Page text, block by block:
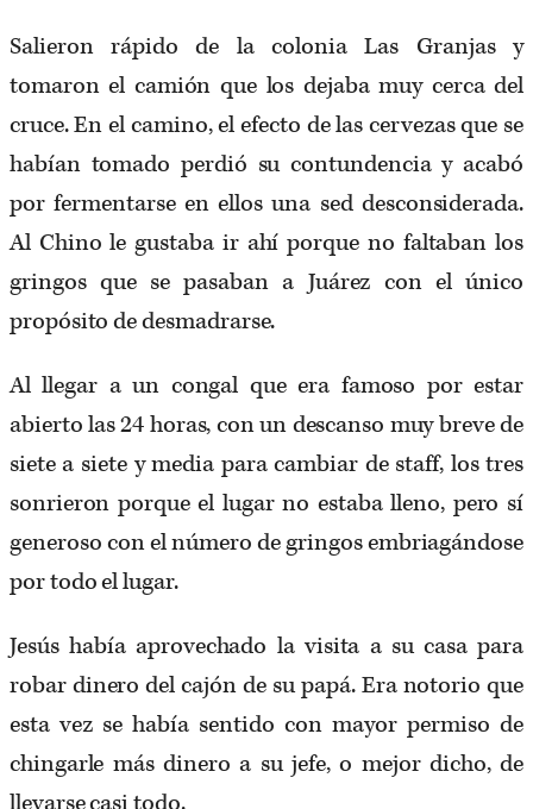
Salieron rápido de la colonia Las Granjas y
tomaron el camión que los dejaba muy cerca del
cruce. En el camino, el efecto de las cervezas que se
habían tomado perdió su contundencia y acabó
por fermentarse en ellos una sed desconsiderada.
Al Chino le gustaba ir ahí porque no faltaban los
gringos que se pasaban a Juárez con el único
propósito de desmadrarse.
Al llegar a un congal que era famoso por estar
abierto las 24 horas, con un descanso muy breve de
siete a siete y media para cambiar de staff, los tres
sonrieron porque el lugar no estaba lleno, pero sí
generoso con el número de gringos embriagándose
por todo el lugar.
Jesús había aprovechado la visita a su casa para
robar dinero del cajón de su papá. Era notorio que
esta vez se había sentido con mayor permiso de
chingarle más dinero a su jefe, o mejor dicho, de